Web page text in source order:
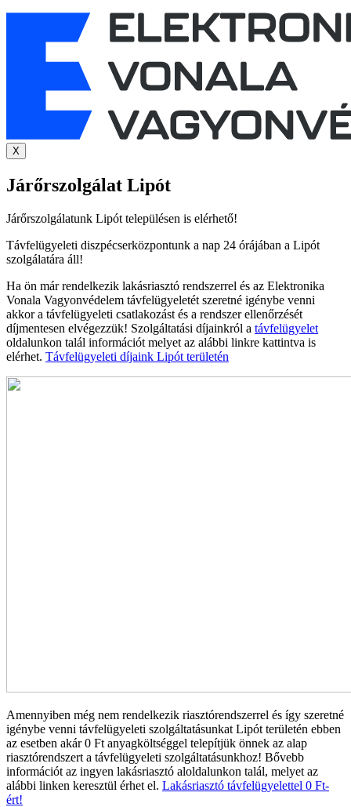
X
Járőrszolgálat Lipót
Járőrszolgálatunk Lipót településen is elérhető!
Távfelügyeleti diszpécserközpontunk a nap 24 órájában a Lipót
szolgálatára áll!
Ha ön már rendelkezik lakásriasztó rendszerrel és az Elektronika
Vonala Vagyonvédelem távfelügyeletét szeretné igénybe venni
akkor a távfelügyeleti csatlakozást és a rendszer ellenőrzését
díjmentesen elvégezzük! Szolgáltatási díjainkról a távfelügyelet
oldalunkon talál információt melyet az alábbi linkre kattintva is
elérhet. Távfelügyeleti díjaink Lipót területén
Amennyiben még nem rendelkezik riasztórendszerrel és így szeretné
igénybe venni távfelügyeleti szolgáltatásunkat Lipót területén ebben
az esetben akár 0 Ft anyagköltséggel telepítjük önnek az alap
riasztórendszert a távfelügyeleti szolgáltatásunkhoz! Bővebb
információt az ingyen lakásriasztó aloldalunkon talál, melyet az
alábbi linken keresztül érhet el. Lakásriasztó távfelügyelettel 0 Ft-
ért!